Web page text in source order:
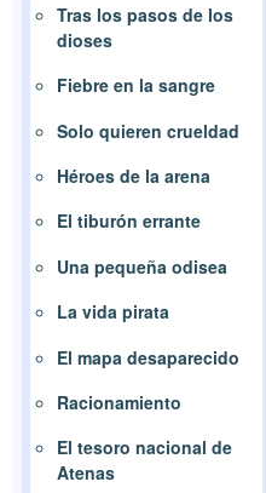
Tras los pasos de los
dioses
Fiebre en la sangre
Solo quieren crueldad
Héroes de la arena
El tiburón errante
Una pequeña odisea
La vida pirata
El mapa desaparecido
Racionamiento
El tesoro nacional de
Atenas